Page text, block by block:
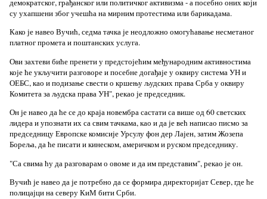
демократског, грађанског или политичког активизма - а посебно оних који
су ухапшени због учешћа на мирним протестима или барикадама.
Како је навео Вучић, седма тачка је неодложно омогућавање несметаног
платног промета и поштанских услуга.
Ови захтеви биће пренети у предстојећим међународним активностима
које ће укључити разговоре и посебне догађаје у оквиру система УН и
ОЕБС, као и подизање свести о кршењу људских права Срба у оквиру
Комитета за људска права УН", рекао је председник.
Он је навео да ће се до краја новембра састати са више од 60 светских
лидера и упознати их са свим тачкама, као и да је већ написао писмо за
председницу Европске комисије Урсулу фон дер Лајен, затим Жозепа
Бореља, да ће писати и кинеском, америчком и руском председнику.
"Са свима ћу да разговарам о овоме и да им представим", рекао је он.
Вучић је навео да је потребно да се формира директоријат Север, где ће
полицајци на северу КиМ бити Срби.